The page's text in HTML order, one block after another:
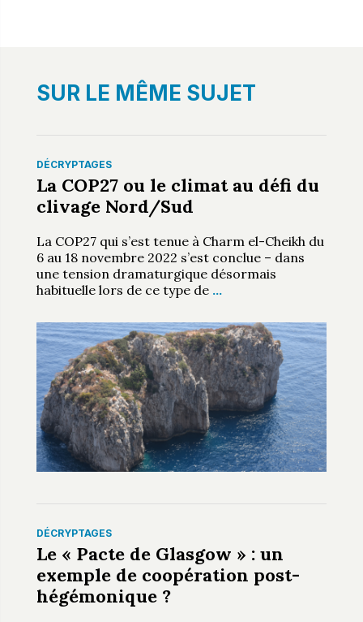
SUR LE MÊME SUJET
DÉCRYPTAGES
La COP27 ou le climat au défi du
clivage Nord/Sud
La COP27 qui s’est tenue à Charm el-Cheikh du
6 au 18 novembre 2022 s’est conclue – dans
une tension dramaturgique désormais
habituelle lors de ce type de …
DÉCRYPTAGES
Le « Pacte de Glasgow » : un
exemple de coopération post-
hégémonique ?